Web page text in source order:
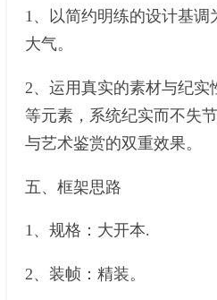
1、以简约明练的设计基调
大气。
2、运用真实的素材与纪实
等元素，系统纪实而不失
与艺术鉴赏的双重效果。
五、框架思路
1、规格：大开本.
2、装帧：精装。